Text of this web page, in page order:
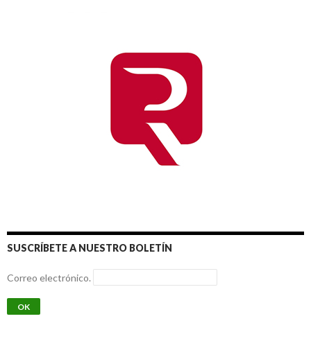
SUSCRÍBETE A NUESTRO BOLETÍN
Correo electrónico.